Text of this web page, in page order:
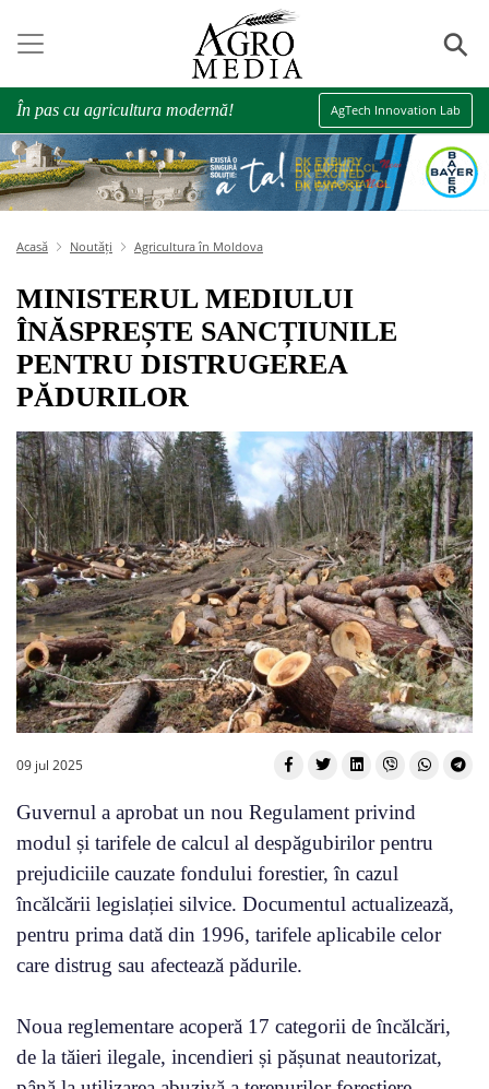
⚲
În pas cu agricultura modernă! AgTech Innovation Lab
Acasă Noutăți Agricultura în Moldova
MINISTERUL MEDIULUI
ÎNĂSPREȘTE SANCȚIUNILE
PENTRU DISTRUGEREA
PĂDURILOR
09 jul 2025
Guvernul a aprobat un nou Regulament privind
modul și tarifele de calcul al despăgubirilor pentru
prejudiciile cauzate fondului forestier, în cazul
încălcării legislației silvice. Documentul actualizează,
pentru prima dată din 1996, tarifele aplicabile celor
care distrug sau afectează pădurile.
Noua reglementare acoperă 17 categorii de încălcări,
de la tăieri ilegale, incendieri și pășunat neautorizat,